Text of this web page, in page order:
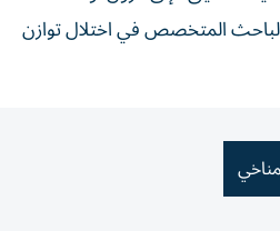
المتخصص في اختلال توازن